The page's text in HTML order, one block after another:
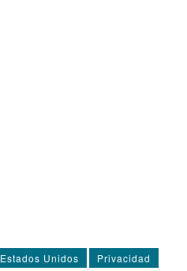
Estados Unidos Privacidad